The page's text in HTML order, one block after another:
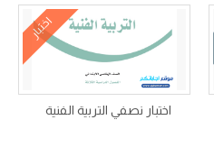
اختبار
اختبار نصفي التربية الفنية